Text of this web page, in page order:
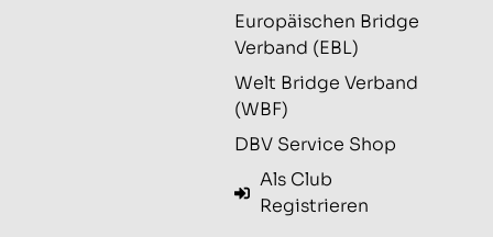
Europäischen Bridge
Verband (EBL)
Welt Bridge Verband
(WBF)
DBV Service Shop
Als Club
Registrieren